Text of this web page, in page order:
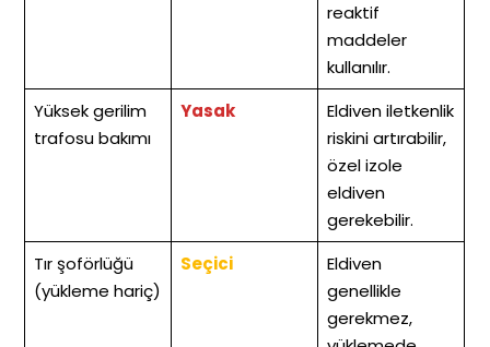
reaktif
maddeler
kullanılır.
Yüksek gerilim
trafosu bakımı
Yasak
Eldiven iletkenlik
riskini artırabilir,
özel izole
eldiven
gerekebilir.
Tır şoförlüğü
(yükleme hariç)
Seçici
Eldiven
genellikle
gerekmez,